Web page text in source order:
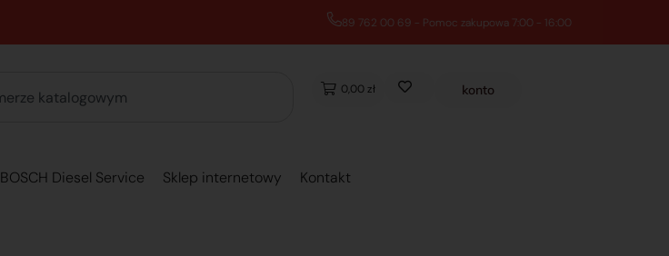
0,00 zł konto
BOSCH Diesel Service Sklep internetowy Kontakt